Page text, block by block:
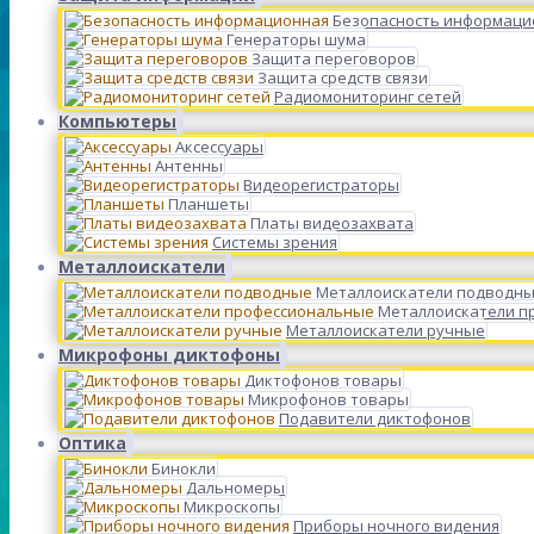
Безопасность
Генераторы шума
Защита переговоров
Защита средств связи
Радиомониторинг сетей
Компьютеры
Аксессуары
Антенны
Видеорегистраторы
Планшеты
Платы видеозахвата
Системы зрения
Металлоискатели
Металлоискатели
Металлоискатели
Металлоискатели ручные
Микрофоны диктофоны
Диктофонов товары
Микрофонов товары
Подавители диктофонов
Оптика
Бинокли
Дальномеры
Микроскопы
Приборы ночного видения